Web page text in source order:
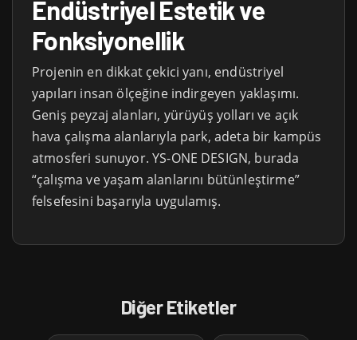
Endüstriyel Estetik ve
Fonksiyonellik
Projenin en dikkat çekici yanı, endüstriyel
yapıları insan ölçeğine indirgeyen yaklaşımı.
Geniş peyzaj alanları, yürüyüş yolları ve açık
hava çalışma alanlarıyla park, adeta bir kampüs
atmosferi sunuyor. YS-ONE DESIGN, burada
“çalışma ve yaşam alanlarını bütünleştirme”
felsefesini başarıyla uygulamış.
Diğer Etiketler